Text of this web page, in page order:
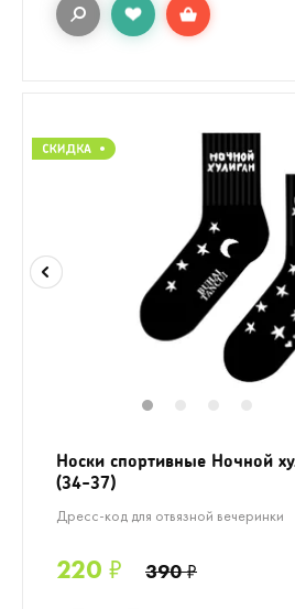
Носки спортивные Ночной
(34-37)
Дресс-код для отвязной вечеринки
220 ₽ 390₽